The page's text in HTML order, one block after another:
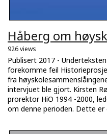
Håberg om
926 views
Publisert 2017 -
forekomme feil
fra
intervjuet ble gjort. Kirsten
prorektor HiO 1994 -2000,
om denne perioden. Dette er